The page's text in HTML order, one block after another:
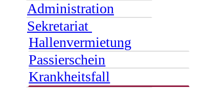
Administration
Sekretariat
Hallenvermietung
Passierschein
Krankheitsfall